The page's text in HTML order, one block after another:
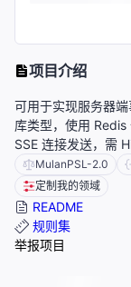
项目介绍
可用于实现服务器
库类型，使用
SSE 连接发送，需
MulanPSL-2.0
定制我的领域
README
规则集
举报项目